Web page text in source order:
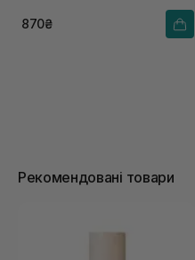
870₴
Рекомендовані товари